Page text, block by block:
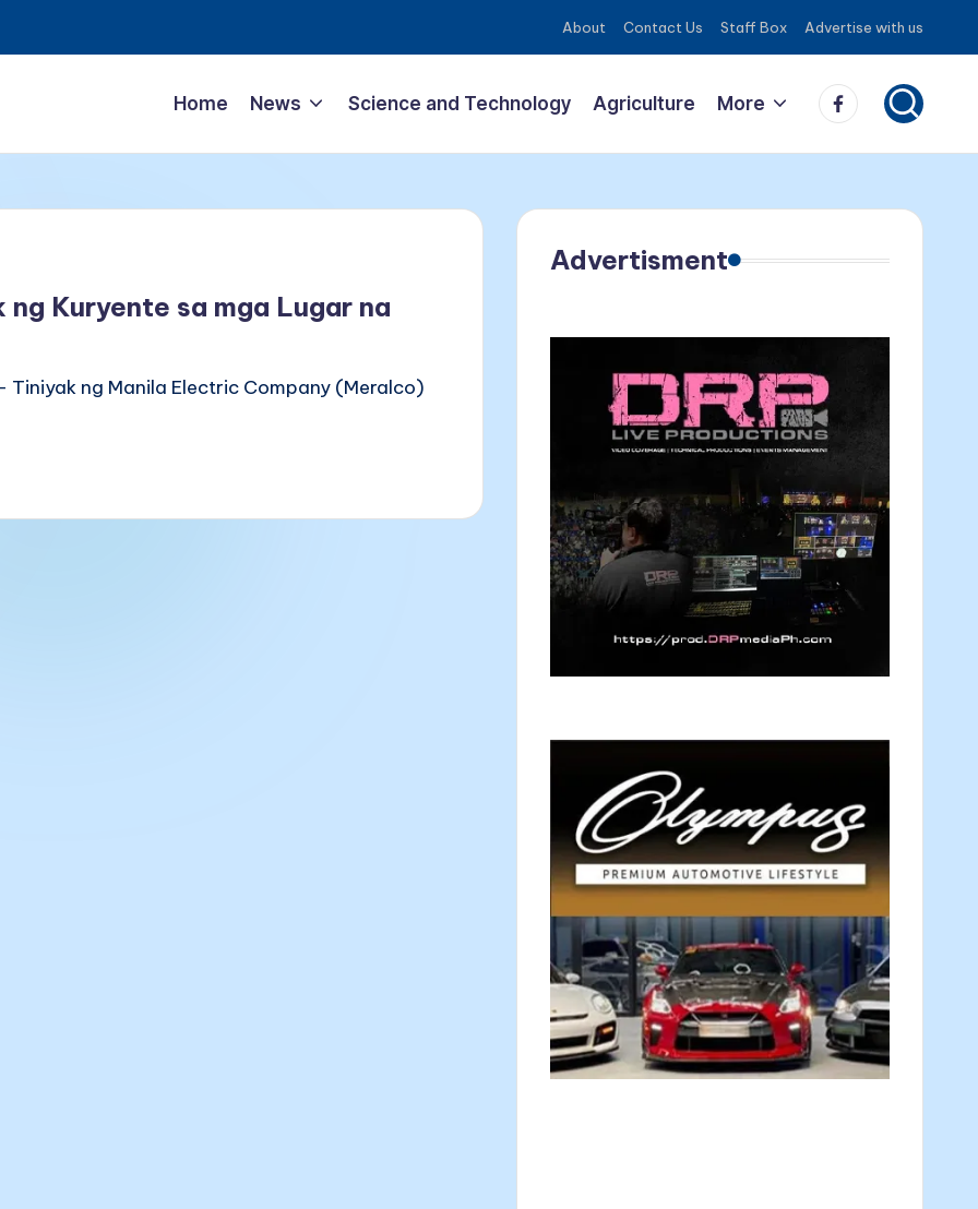
About Contact Us Staff Box Advertise with us
Home News Science and Technology Agriculture More Facebook
Kuryente sa mga Lugar na
Tiniyak ng Manila Electric Company (Meralco)
Advertisment